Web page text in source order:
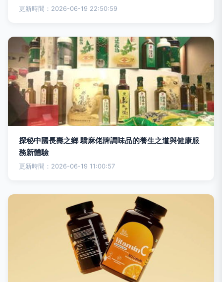
更新時間：2026-06-19 22:50:59
探秘中國長壽之鄉 驕麻佬牌調味品的養生之道與健康服
務新體驗
更新時間：2026-06-19 11:00:57